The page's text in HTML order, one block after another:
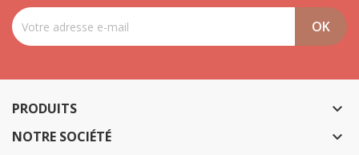
PRODUITS 
NOTRE SOCIÉTÉ 